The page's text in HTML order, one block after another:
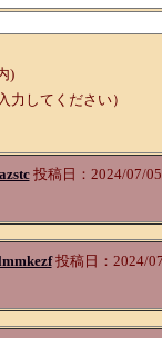
)
力してください）
投稿日：2024/07/
投稿日：2024/